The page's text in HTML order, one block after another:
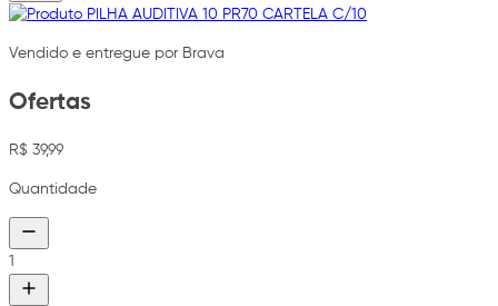
Vendido e entregue por Brava
Ofertas
R$ 39,99
Quantidade
1